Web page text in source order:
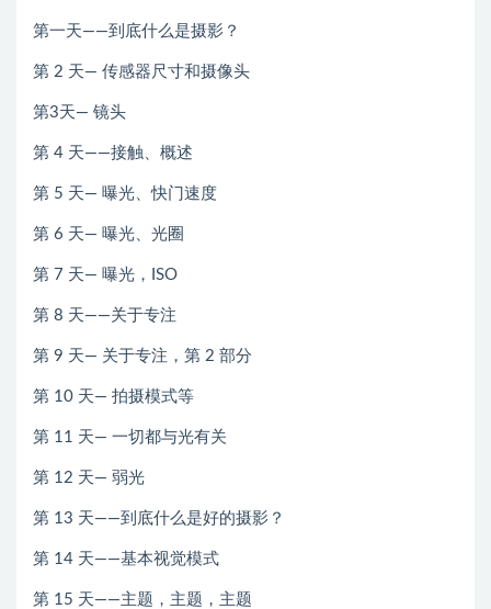
第一天——到底什么是摄影？
第 2 天— 传感器尺寸和摄像头
第3天— 镜头
第 4 天——接触、概述
第 5 天— 曝光、快门速度
第 6 天— 曝光、光圈
第 7 天— 曝光，ISO
第 8 天——关于专注
第 9 天— 关于专注，第 2 部分
第 10 天— 拍摄模式等
第 11 天— 一切都与光有关
第 12 天— 弱光
第 13 天——到底什么是好的摄影？
第 14 天——基本视觉模式
第 15 天——主题，主题，主题